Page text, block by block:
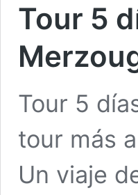
Tour 5
Tour 5
tour más
Un viaje